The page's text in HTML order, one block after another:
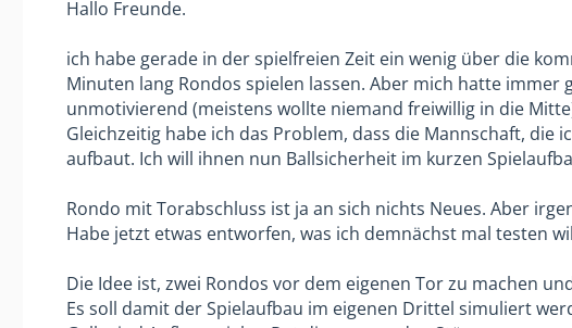
Hallo Freunde.
ich habe gerade in der spielfreien Zeit ein wenig über die
Minuten lang Rondos spielen lassen. Aber mich hatte
unmotivierend (meistens wollte niemand freiwillig in die
Gleichzeitig habe ich das Problem, dass die Mannschaft,
aufbaut. Ich will ihnen nun Ballsicherheit im kurzen
Rondo mit Torabschluss ist ja an sich nichts Neues. Aber
Habe jetzt etwas entworfen, was ich demnächst mal testen
Die Idee ist, zwei Rondos vor dem eigenen Tor zu machen
Es soll damit der Spielaufbau im eigenen Drittel simuliert